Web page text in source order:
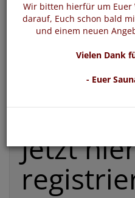
Die mit *
Jetzt
Wir bitten hierfür um
darauf, Euch schon bald
und einem neuen
Vielen Dank
- Euer